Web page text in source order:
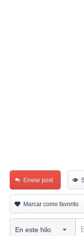
Enviar post
Marcar como favorito